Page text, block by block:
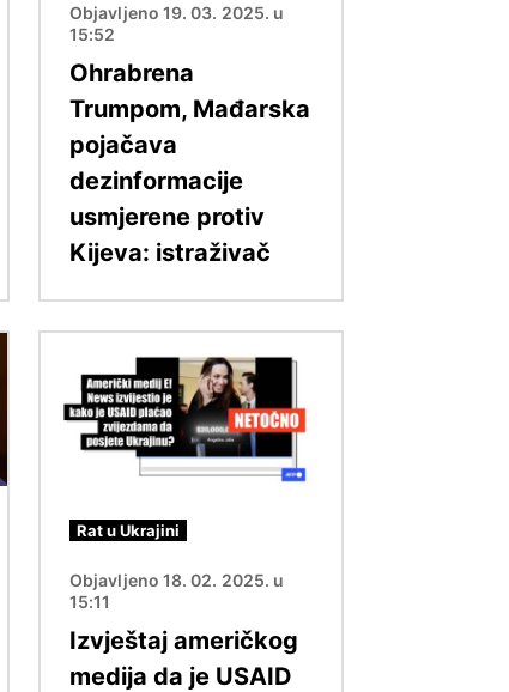
Objavljeno 19. 03. 2025. u
15:52
Ohrabrena
Trumpom, Mađarska
pojačava
dezinformacije
usmjerene protiv
Kijeva: istraživač
Rat u Ukrajini
Objavljeno 18. 02. 2025. u
15:11
Izvještaj američkog
medija da je USAID